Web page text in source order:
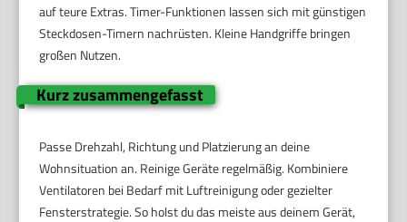
auf teure Extras. Timer-Funktionen lassen sich mit günstigen
Steckdosen-Timern nachrüsten. Kleine Handgriffe bringen
großen Nutzen.
Kurz zusammengefasst
Passe Drehzahl, Richtung und Platzierung an deine
Wohnsituation an. Reinige Geräte regelmäßig. Kombiniere
Ventilatoren bei Bedarf mit Luftreinigung oder gezielter
Fensterstrategie. So holst du das meiste aus deinem Gerät,